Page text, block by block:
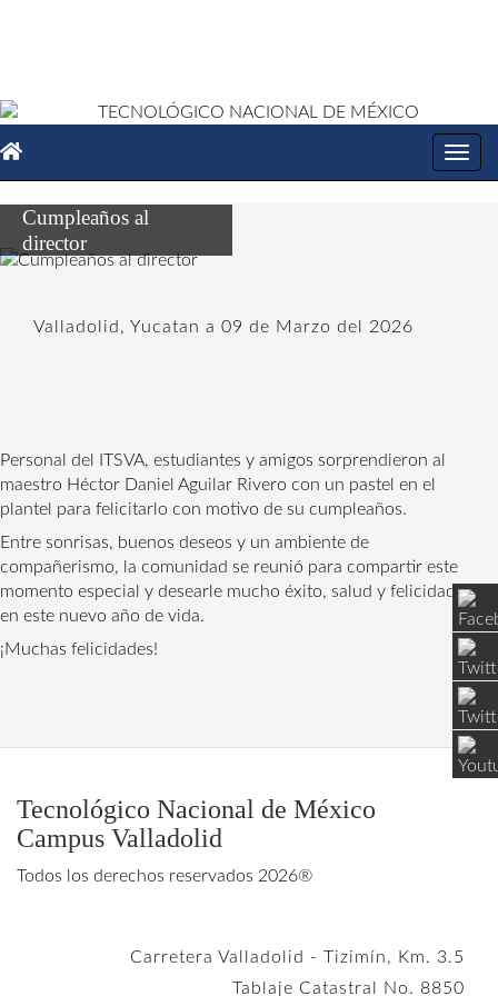
Cumpleaños al
director
Valladolid, Yucatan a 09 de Marzo del 2026
Personal del ITSVA, estudiantes y amigos sorprendieron al
maestro Héctor Daniel Aguilar Rivero con un pastel en el
plantel para felicitarlo con motivo de su cumpleaños.
Entre sonrisas, buenos deseos y un ambiente de
compañerismo, la comunidad se reunió para compartir este
momento especial y desearle mucho éxito, salud y felicidad
en este nuevo año de vida.
¡Muchas felicidades!
Tecnológico Nacional de México
Campus Valladolid
Todos los derechos reservados 2026®
Carretera Valladolid - Tizimín, Km. 3.5
Tablaje Catastral No. 8850